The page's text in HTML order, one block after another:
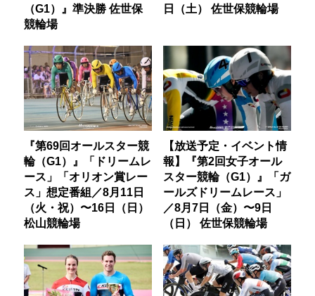
（G1）』準決勝 佐世保
競輪場
日（土） 佐世保競輪場
『第69回オールスター競
輪（G1）』「ドリームレ
ース」「オリオン賞レー
ス」想定番組／8月11日
（火・祝）〜16日（日）
松山競輪場
【放送予定・イベント情
報】『第2回女子オール
スター競輪（G1）』「ガ
ールズドリームレース」
／8月7日（金）〜9日
（日） 佐世保競輪場